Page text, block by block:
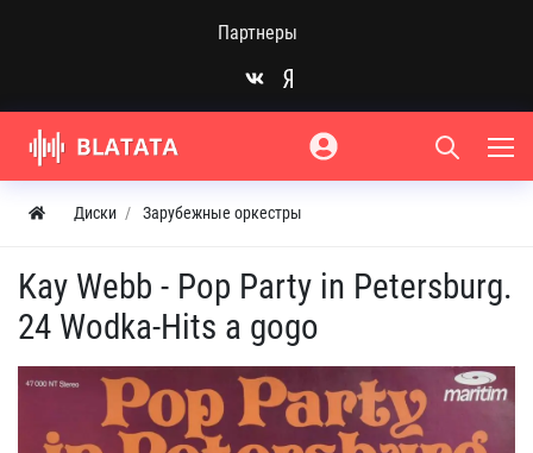
Партнеры
Диски Зарубежные оркестры
Kay Webb - Pop Party in Petersburg.
24 Wodka-Hits a gogo